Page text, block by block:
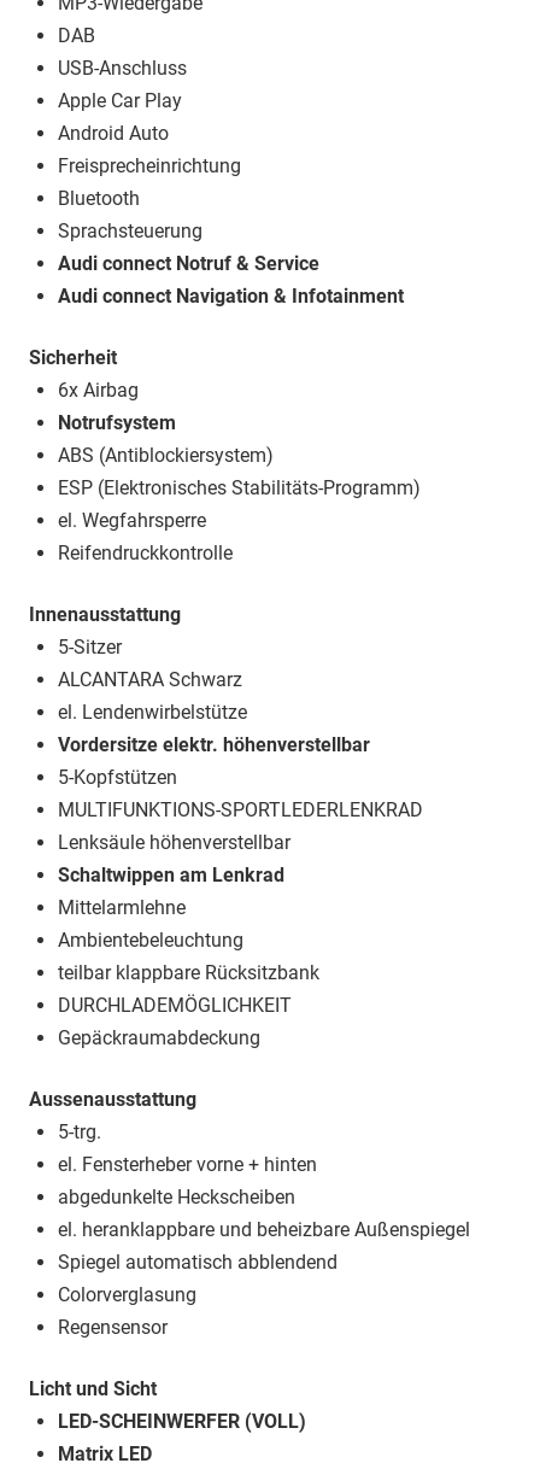
DAB
USB-Anschluss
Apple Car Play
Android Auto
Freisprecheinrichtung
Bluetooth
Sprachsteuerung
Audi connect Notruf & Service
Audi connect Navigation & Infotainment
Sicherheit
6x Airbag
Notrufsystem
ABS (Antiblockiersystem)
ESP (Elektronisches Stabilitäts-Programm)
el. Wegfahrsperre
Reifendruckkontrolle
Innenausstattung
5-Sitzer
ALCANTARA Schwarz
el. Lendenwirbelstütze
Vordersitze elektr. höhenverstellbar
5-Kopfstützen
MULTIFUNKTIONS-SPORTLEDERLENKRAD
Lenksäule höhenverstellbar
Schaltwippen am Lenkrad
Mittelarmlehne
Ambientebeleuchtung
teilbar klappbare Rücksitzbank
DURCHLADEMÖGLICHKEIT
Gepäckraumabdeckung
Aussenausstattung
5-trg.
el. Fensterheber vorne + hinten
abgedunkelte Heckscheiben
el. heranklappbare und beheizbare Außenspiegel
Spiegel automatisch abblendend
Colorverglasung
Regensensor
Licht und Sicht
LED-SCHEINWERFER (VOLL)
Matrix LED